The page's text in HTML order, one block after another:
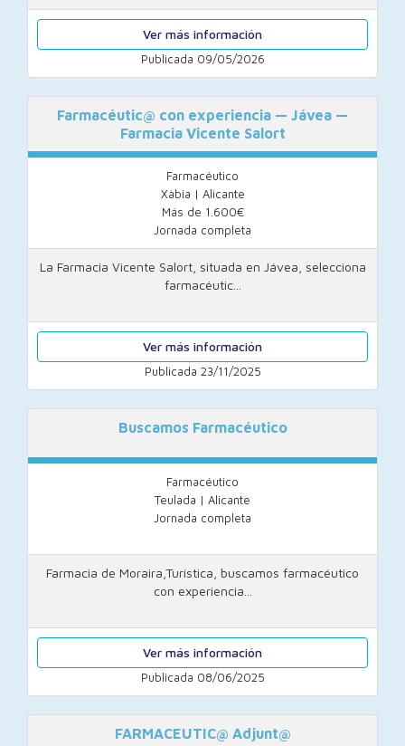
Ver más información
Publicada 09/05/2026
Farmacéutic@ con experiencia — Jávea —
Farmacia Vicente Salort
Farmacéutico
Xàbia | Alicante
Más de 1.600€
Jornada completa
La Farmacia Vicente Salort, situada en Jávea, selecciona
farmacéutic...
Ver más información
Publicada 23/11/2025
Buscamos Farmacéutico
Farmacéutico
Teulada | Alicante
Jornada completa
Farmacia de Moraira,Turística, buscamos farmacéutico
con experiencia...
Ver más información
Publicada 08/06/2025
FARMACEUTIC@ Adjunt@